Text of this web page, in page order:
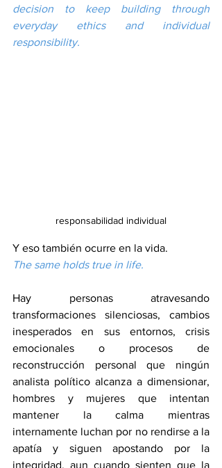
decision to keep building through
everyday ethics and individual
responsibility.
responsabilidad individual
Y eso también ocurre en la vida.
The same holds true in life.
Hay personas atravesando
transformaciones silenciosas, cambios
inesperados en sus entornos, crisis
emocionales o procesos de
reconstrucción personal que ningún
analista político alcanza a dimensionar,
hombres y mujeres que intentan
mantener la calma mientras
internamente luchan por no rendirse a la
apatía y siguen apostando por la
integridad, aun cuando sienten que la